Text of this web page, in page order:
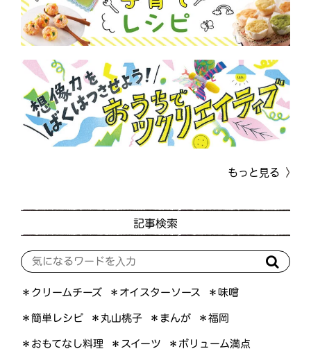
もっと見る
記事検索
＊クリームチーズ ＊オイスターソース ＊味噌
＊簡単レシピ ＊丸山桃子 ＊まんが ＊福岡
＊おもてなし料理 ＊スイーツ ＊ボリューム満点